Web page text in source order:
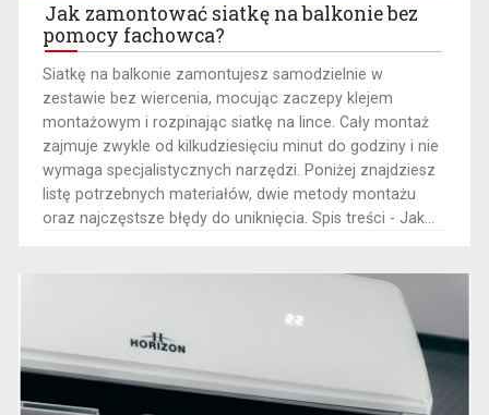
Jak zamontować siatkę na balkonie bez
pomocy fachowca?
​Siatkę na balkonie zamontujesz samodzielnie w
zestawie bez wiercenia, mocując zaczepy klejem
montażowym i rozpinając siatkę na lince. Cały montaż
zajmuje zwykle od kilkudziesięciu minut do godziny i nie
wymaga specjalistycznych narzędzi. Poniżej znajdziesz
listę potrzebnych materiałów, dwie metody montażu
oraz najczęstsze błędy do uniknięcia. Spis treści - Jak...